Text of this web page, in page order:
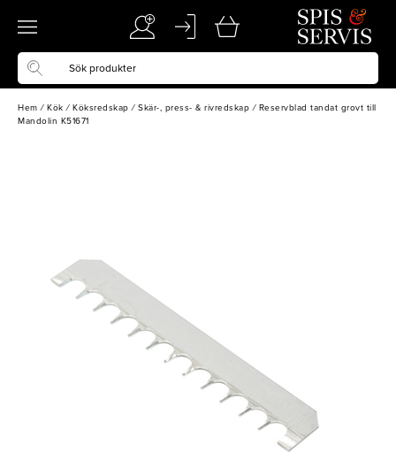
Hem / Kök / Köksredskap / Skär-, press- & rivredskap / Reservblad tandat grovt till
Mandolin K51671